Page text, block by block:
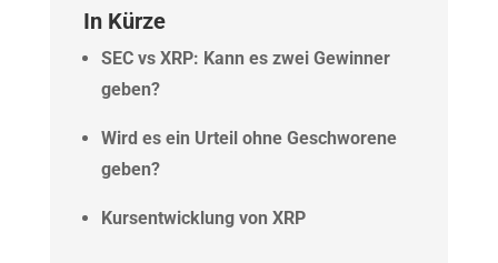
In Kürze
SEC vs XRP: Kann es zwei Gewinner
geben?
Wird es ein Urteil ohne Geschworene
geben?
Kursentwicklung von XRP